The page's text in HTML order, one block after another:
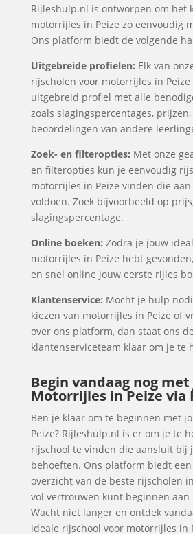
Rijleshulp.nl is ontworpen om het
motorrijles in Peize zo eenvoudig
Ons platform biedt de volgende
Uitgebreide profielen: Elk van
rijscholen voor motorrijles in Peize
uitgebreid profiel met alle
zoals slagingspercentages,
beoordelingen van andere
Zoek- en filteropties: Met onze
en filteropties kun je eenvoudig
motorrijles in Peize vinden die
voldoen. Zoek bijvoorbeeld op
slagingspercentage.
Online boeken: Zodra je jouw
motorrijles in Peize hebt
en snel online jouw eerste rijles
Klantenservice: Mocht je hulp
kiezen van motorrijles in Peize of
over ons platform, dan staat ons
klantenserviceteam klaar om je te
Begin vandaag nog
Motorrijles in Peize via
Ben je klaar om te beginnen met
Peize? Rijleshulp.nl is er om je te
rijschool te vinden die aansluit bij
behoeften. Ons platform biedt
overzicht van de beste rijscholen
vol vertrouwen kunt beginnen
Wacht niet langer en ontdek
ideale rijschool voor motorrijles in